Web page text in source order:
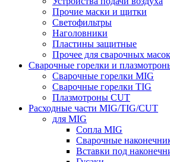
Прочие маски и щитки
Светофильтры
Наголовники
Пластины защитные
Прочее для сварочных масок
Сварочные горелки и
Сварочные горелки MIG
Сварочные горелки TIG
Плазмотроны CUT
Расходные части MIG/TIG/CUT
для MIG
Сопла MIG
Сварочные
Вставки под